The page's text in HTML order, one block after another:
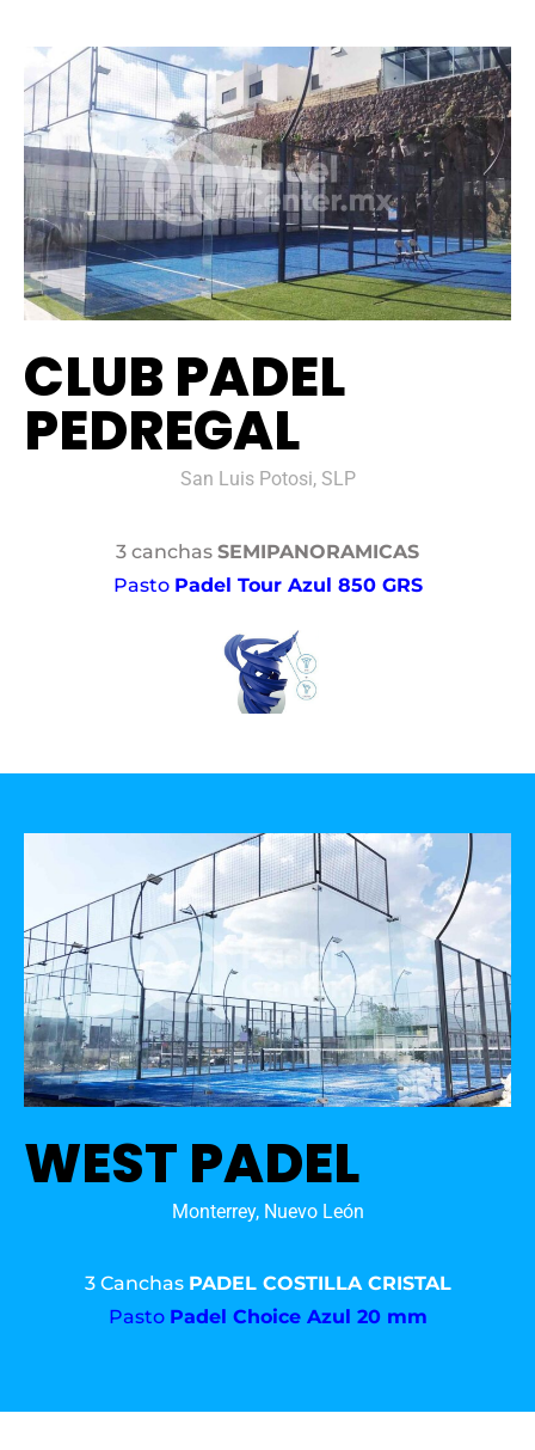
CLUB PADEL
PEDREGAL
San Luis Potosi, SLP
3 canchas SEMIPANORAMICAS
Pasto Padel Tour Azul 850 GRS
WEST PADEL
Monterrey, Nuevo León
3 Canchas PADEL COSTILLA CRISTAL
Pasto Padel Choice Azul 20 mm